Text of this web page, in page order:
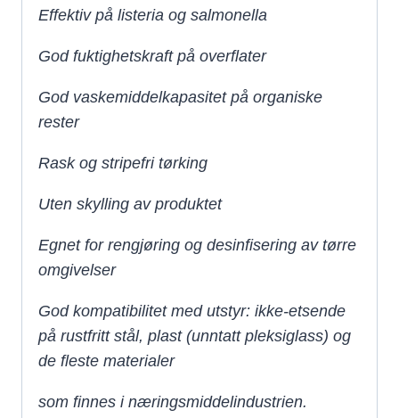
Effektiv på listeria og salmonella
God fuktighetskraft på overflater
God vaskemiddelkapasitet på organiske
rester
Rask og stripefri tørking
Uten skylling av produktet
Egnet for rengjøring og desinfisering av tørre
omgivelser
God kompatibilitet med utstyr: ikke-etsende
på rustfritt stål, plast (unntatt pleksiglass) og
de fleste materialer
som finnes i næringsmiddelindustrien.